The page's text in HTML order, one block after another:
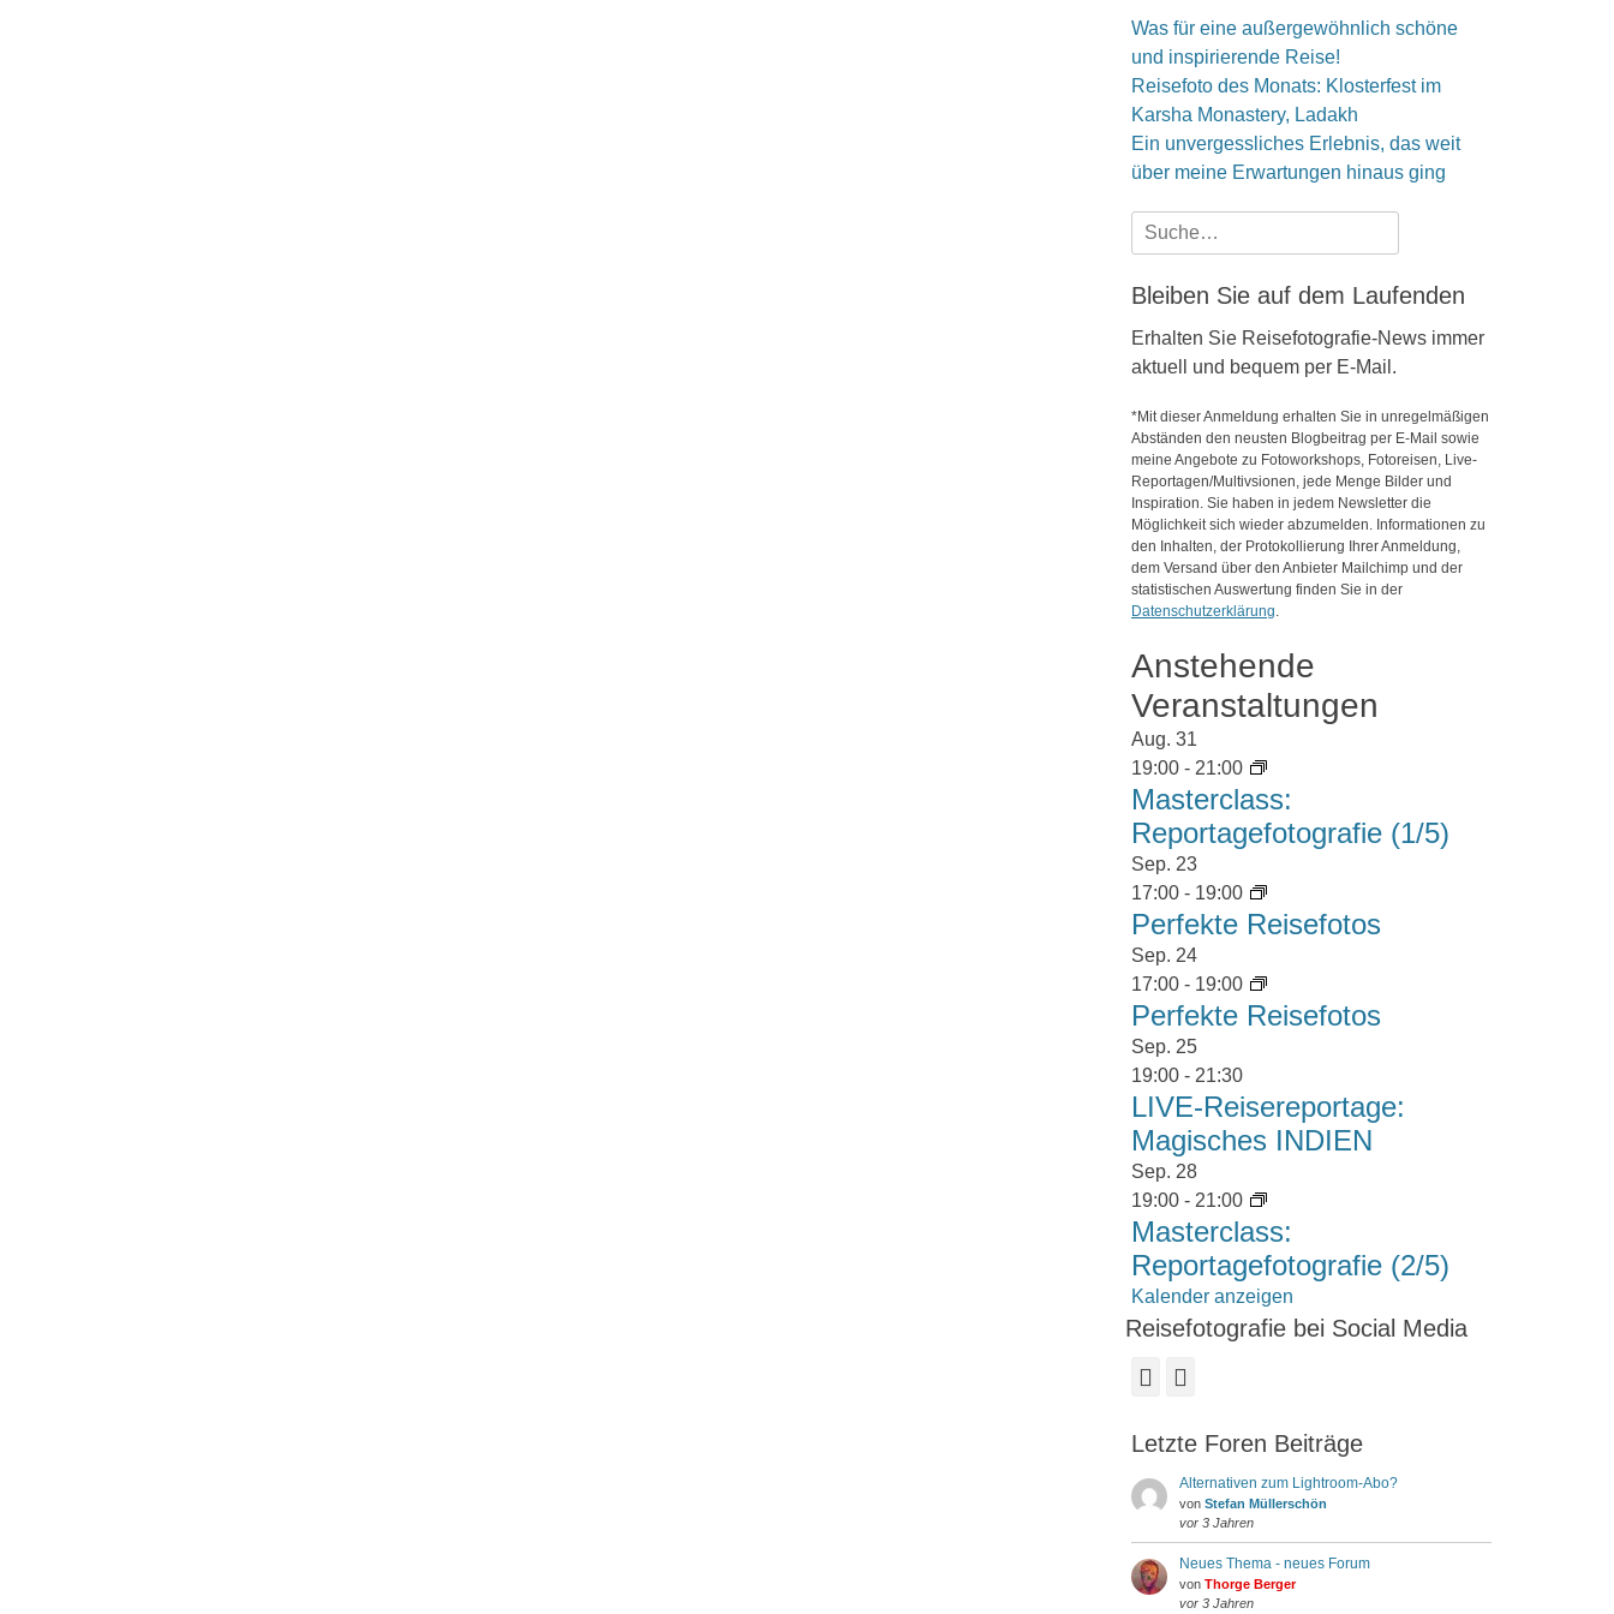
Was für eine außergewöhnlich schöne
und inspirierende Reise!
Reisefoto des Monats: Klosterfest im
Karsha Monastery, Ladakh
Ein unvergessliches Erlebnis, das weit
über meine Erwartungen hinaus ging
Suche
nach:
Bleiben Sie auf dem Laufenden
Erhalten Sie Reisefotografie-News immer
aktuell und bequem per E-Mail.
*Mit dieser Anmeldung erhalten Sie in unregelmäßigen
Abständen den neusten Blogbeitrag per E-Mail sowie
meine Angebote zu Fotoworkshops, Fotoreisen, Live-
Reportagen/Multivsionen, jede Menge Bilder und
Inspiration. Sie haben in jedem Newsletter die
Möglichkeit sich wieder abzumelden. Informationen zu
den Inhalten, der Protokollierung Ihrer Anmeldung,
dem Versand über den Anbieter Mailchimp und der
statistischen Auswertung finden Sie in der
Datenschutzerklärung.
Anstehende
Veranstaltungen
Aug. 31
19:00 - 21:00
Masterclass:
Reportagefotografie (1/5)
Sep. 23
17:00 - 19:00
Perfekte Reisefotos
Sep. 24
17:00 - 19:00
Perfekte Reisefotos
Sep. 25
19:00 - 21:30
LIVE-Reisereportage:
Magisches INDIEN
Sep. 28
19:00 - 21:00
Masterclass:
Reportagefotografie (2/5)
Kalender anzeigen
Reisefotografie bei Social Media
Facebook
Letzte Foren Beiträge
Alternativen zum Lightroom-Abo?
von Stefan Müllerschön
vor 3 Jahren
Neues Thema - neues Forum
von Thorge Berger
vor 3 Jahren